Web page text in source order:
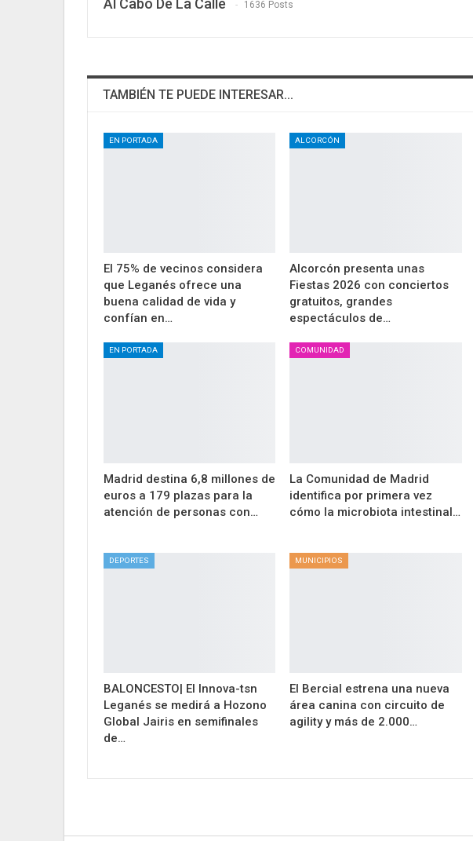
1636 Posts
TAMBIÉN TE PUEDE INTERESAR...
EN PORTADA
El 75% de vecinos considera
que Leganés ofrece una
buena calidad de vida y
confían en…
ALCORCÓN
Alcorcón presenta unas
Fiestas 2026 con conciertos
gratuitos, grandes
espectáculos de…
EN PORTADA
Madrid destina 6,8 millones de
euros a 179 plazas para la
atención de personas con…
COMUNIDAD
La Comunidad de Madrid
identifica por primera vez
cómo la microbiota intestinal…
DEPORTES
BALONCESTO| El Innova-tsn
Leganés se medirá a Hozono
Global Jairis en semifinales
de…
MUNICIPIOS
El Bercial estrena una nueva
área canina con circuito de
agility y más de 2.000…